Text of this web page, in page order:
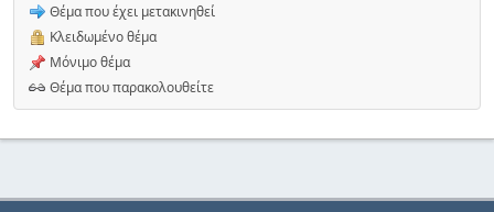
Θέμα που έχει μετακινηθεί
Κλειδωμένο θέμα
Μόνιμο θέμα
Θέμα που παρακολουθείτε